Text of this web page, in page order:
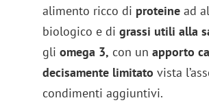
alimento ricco di proteine ad
biologico e di grassi utili alla
gliomega 3, con unapporto
decisamente limitato vista
condimenti aggiuntivi.